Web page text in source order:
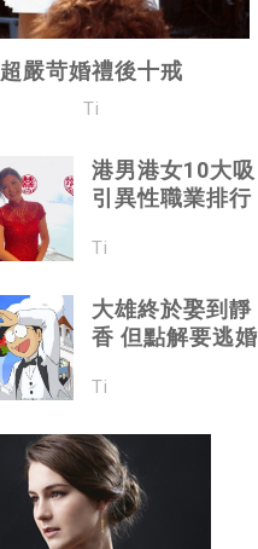
超嚴苛婚禮後十戒
Ti
港男港女10大吸
引異性職業排行
Ti
大雄終於娶到靜
香 但點解要逃婚
Ti